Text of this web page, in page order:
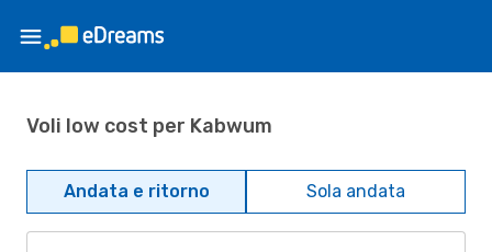
Voli low cost per Kabwum
Andata e ritorno Sola andata